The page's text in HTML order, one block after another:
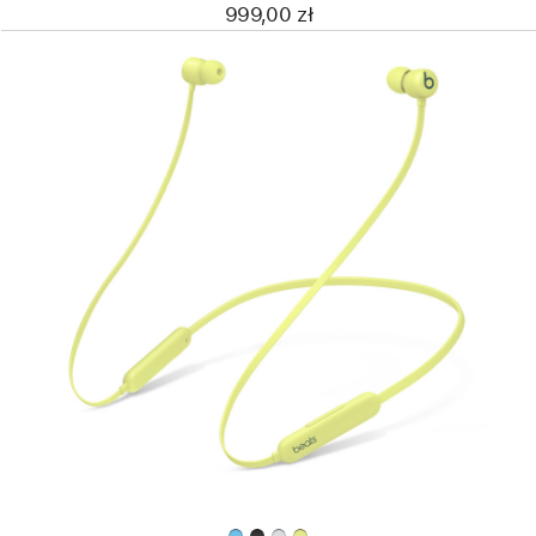
999,00 zł
-
Beats
Flex —
bezprzewodowe
słuchawki
douszne
zapewniające
komfort
użytkowania
przez